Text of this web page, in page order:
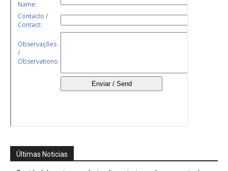
Últimas Noticias